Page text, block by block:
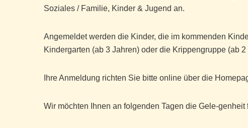
Soziales / Familie, Kinder & Jugend an.
Angemeldet werden die Kinder, die im kommenden
Kindergarten (ab 3 Jahren) oder die Krippengruppe (ab
Ihre Anmeldung richten Sie bitte online über die
Wir möchten Ihnen an folgenden Tagen die Gele-